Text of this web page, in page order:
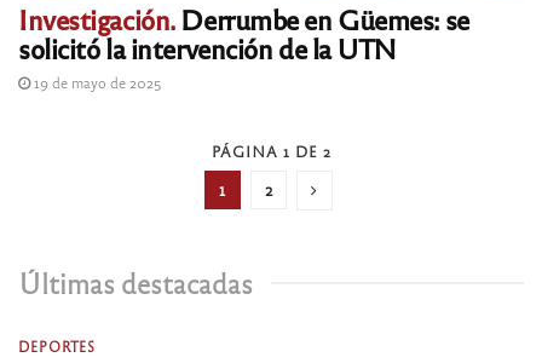
Investigación.Derrumbe en Güemes: se
solicitó la intervención de la UTN
19 de mayo de 2025
PÁGINA 1 DE 2
1 2
Últimas destacadas
DEPORTES